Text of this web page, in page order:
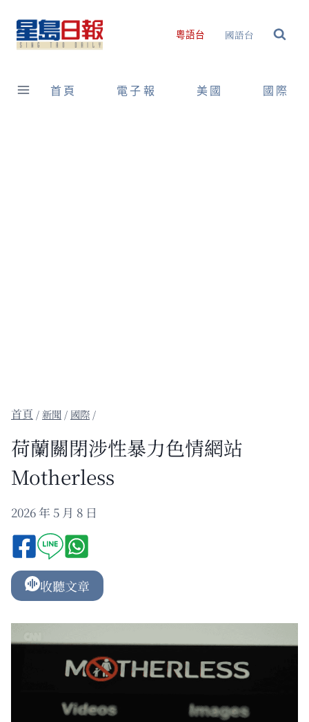
content
粵語台 國語台
首頁 電子報 美國 國際
/新聞 / 國際 /
荷蘭關閉涉性暴力色情網站
Motherless
2026 年 5 月 8 日
收聽文章